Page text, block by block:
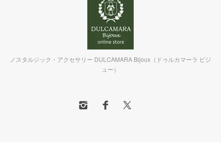
ノスタルジック・アクセサリー DULCAMARA Bijoux（ドゥルカマーラ ビジ
ュー）